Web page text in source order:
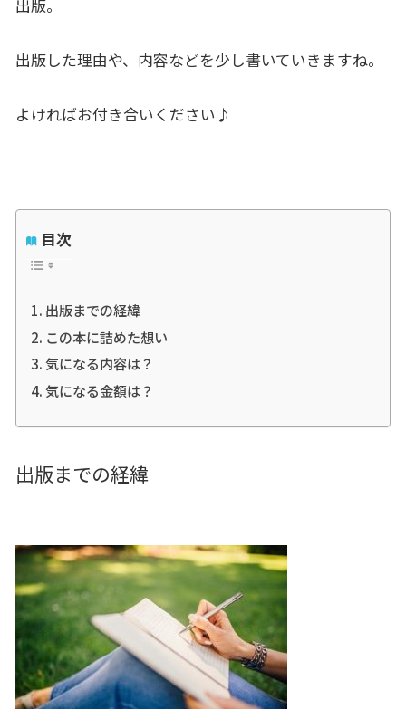
出版。
出版した理由や、内容などを少し書いていきますね。
よければお付き合いください♪
目次
出版までの経緯
この本に詰めた想い
気になる内容は？
気になる金額は？
出版までの経緯